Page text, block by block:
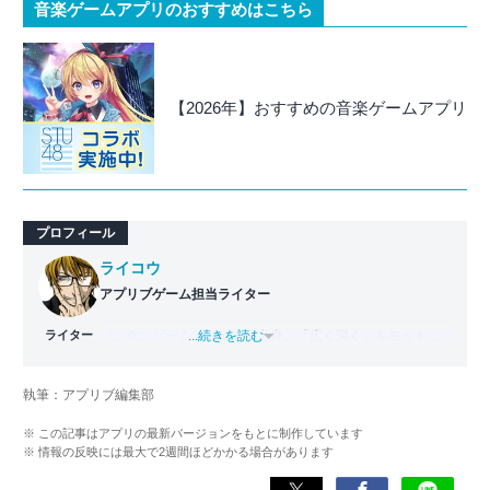
音楽ゲームアプリのおすすめはこちら
【2026年】おすすめの音楽ゲームアプリ
プロフィール
ライター
ライコウ
アプリブゲーム担当ライター
バンタンゲームアカデミー 出身。「広く深く」をモットー
ゲームだけでも1,000本以上。ゲーム開発者を目指した経験
くして面白さを引き出し、人々に伝えるためゲームライタ
ーへと転向。
...続きを読む
執筆：アプリブ編集部
※ この記事はアプリの最新バージョンをもとに制作しています
※ 情報の反映には最大で2週間ほどかかる場合があります